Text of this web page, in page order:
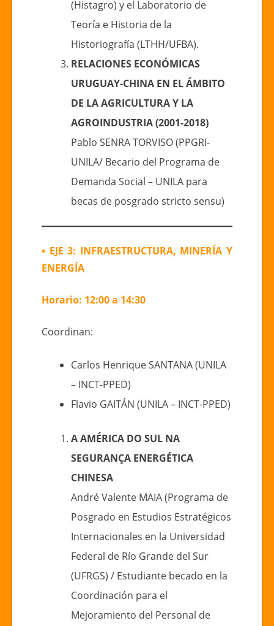
(Histagro) y el Laboratorio de
Teoría e Historia de la
Historiografía (LTHH/UFBA).
RELACIONES ECONÓMICAS
URUGUAY-CHINA EN EL ÁMBITO
DE LA AGRICULTURA Y LA
AGROINDUSTRIA (2001-2018)
Pablo SENRA TORVISO (PPGRI-
UNILA/ Becario del Programa de
Demanda Social – UNILA para
becas de posgrado stricto sensu)
• EJE 3: INFRAESTRUCTURA, MINERÍA Y
ENERGÍA
Horario: 12:00 a 14:30
Coordinan:
Carlos Henrique SANTANA (UNILA
– INCT-PPED)
Flavio GAITÁN (UNILA – INCT-PPED)
A AMÉRICA DO SUL NA
SEGURANÇA ENERGÉTICA
CHINESA
André Valente MAIA (Programa de
Posgrado en Estudios Estratégicos
Internacionales en la Universidad
Federal de Río Grande del Sur
(UFRGS) / Estudiante becado en la
Coordinación para el
Mejoramiento del Personal de